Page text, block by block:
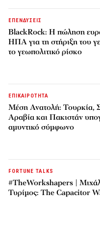
ΕΠΕΝΔΥΣΕΙΣ
BlackRock: Η πώληση
ΗΠΑ για τη στήριξη του
το γεωπολιτικό ρίσκο
ΕΠΙΚΑΙΡΟΤΗΤΑ
Μέση Ανατολή: Τουρκία,
Αραβία και Πακιστάν
αμυντικό σύμφωνο
FORTUNE TALKS
#TheWorkshapers |
Τυρίμος: The Capacitor